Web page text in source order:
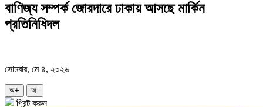
বাণিজ্য সম্পর্ক জোরদারে ঢাকায় আসছে মার্কিন
প্রতিনিধিদল
সোমবার, মে ৪, ২০২৬
অ+ অ-
প্রিন্ট করুন